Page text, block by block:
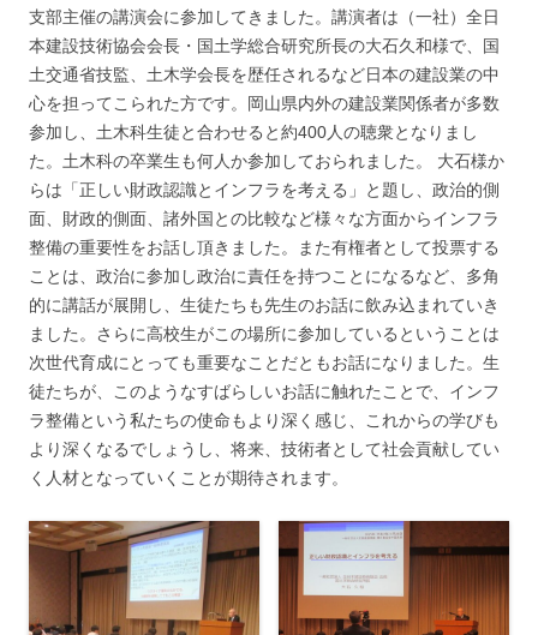
支部主催の講演会に参加してきました。講演者は（一社）全日
本建設技術協会会長・国土学総合研究所長の大石久和様で、国
土交通省技監、土木学会長を歴任されるなど日本の建設業の中
心を担ってこられた方です。岡山県内外の建設業関係者が多数
参加し、土木科生徒と合わせると約400人の聴衆となりまし
た。土木科の卒業生も何人か参加しておられました。 大石様か
らは「正しい財政認識とインフラを考える」と題し、政治的側
面、財政的側面、諸外国との比較など様々な方面からインフラ
整備の重要性をお話し頂きました。また有権者として投票する
ことは、政治に参加し政治に責任を持つことになるなど、多角
的に講話が展開し、生徒たちも先生のお話に飲み込まれていき
ました。さらに高校生がこの場所に参加しているということは
次世代育成にとっても重要なことだともお話になりました。生
徒たちが、このようなすばらしいお話に触れたことで、インフ
ラ整備という私たちの使命もより深く感じ、これからの学びも
より深くなるでしょうし、将来、技術者として社会貢献してい
く人材となっていくことが期待されます。